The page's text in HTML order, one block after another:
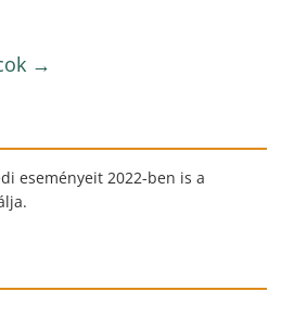
→
eseményeit 2022-ben is a